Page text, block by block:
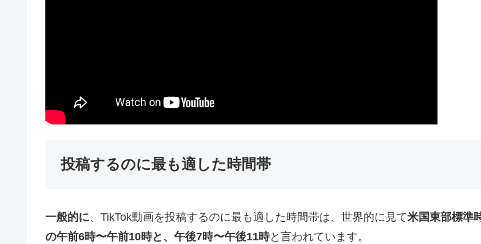
投稿するのに最も適した時間帯
一般的に、TikTok動画を投稿するのに最も適した時間帯は、世界的に見て米国東部標準
の午前6時〜午前10時と、午後7時〜午後11時と言われています。